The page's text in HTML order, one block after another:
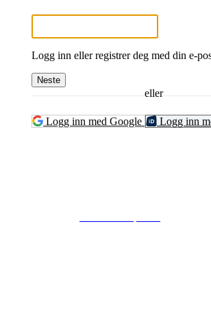
Logg inn eller registrer deg med din e-
Neste
eller
Logg inn med Google Logg inn